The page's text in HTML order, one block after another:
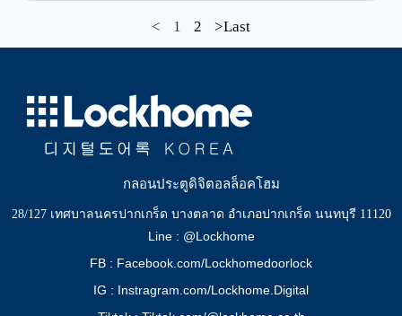
< 1 2 >Last
กลอนประตูดิจิตอลล็อคโฮม
28/127 เทศบาลนครปากเกร็ด บางตลาด อำเภอปากเกร็ด นนทบุรี 11120
Line : @Lockhome
FB : Facebook.com/Lockhomedoorlock
IG : Instragram.com/Lockhome.Digital